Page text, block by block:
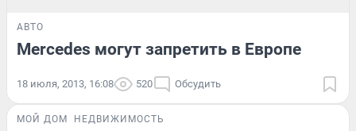
АВТО
Mercedes могут запретить в Европе
18 июля, 2013, 16:08 520 Обсудить
МОЙ ДОМ НЕДВИЖИМОСТЬ